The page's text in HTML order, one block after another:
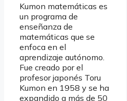
Kumon matemáticas es
un programa de
enseñanza de
matemáticas que se
enfoca en el
aprendizaje autónomo.
Fue creado por el
profesor japonés Toru
Kumon en 1958 y se ha
expandido a más de 50